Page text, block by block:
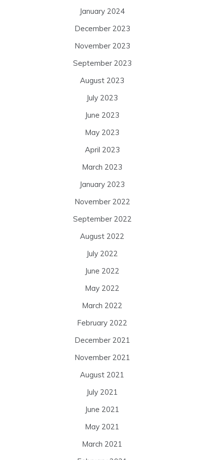
January 2024
December 2023
November 2023
September 2023
August 2023
July 2023
June 2023
May 2023
April 2023
March 2023
January 2023
November 2022
September 2022
August 2022
July 2022
June 2022
May 2022
March 2022
February 2022
December 2021
November 2021
August 2021
July 2021
June 2021
May 2021
March 2021